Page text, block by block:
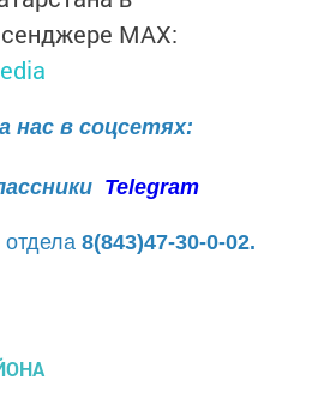
MАХ:
нас в соцсетях:
Telegram
8(843)47-30-0-02.